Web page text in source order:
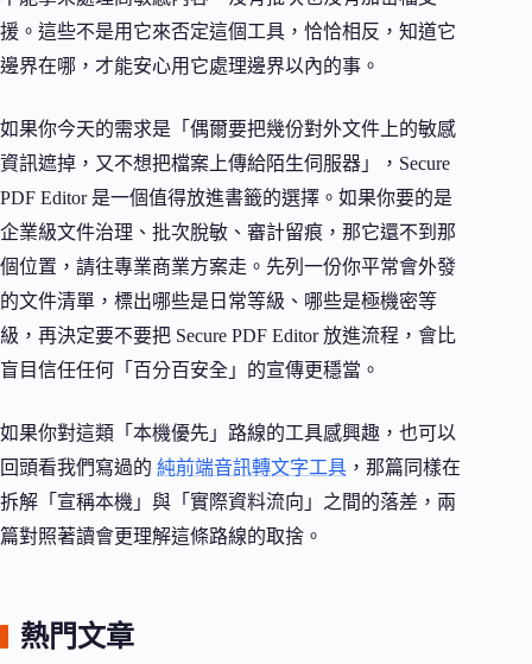
援。這些不是用它來否定這個工具，恰恰相反，知道它
邊界在哪，才能安心用它處理邊界以內的事。
如果你今天的需求是「偶爾要把幾份對外文件上的敏感
資訊遮掉，又不想把檔案上傳給陌生伺服器」，Secure
PDF Editor 是一個值得放進書籤的選擇。如果你要的是
企業級文件治理、批次脫敏、審計留痕，那它還不到那
個位置，請往專業商業方案走。先列一份你平常會外發
的文件清單，標出哪些是日常等級、哪些是極機密等
級，再決定要不要把 Secure PDF Editor 放進流程，會比
盲目信任任何「百分百安全」的宣傳更穩當。
如果你對這類「本機優先」路線的工具感興趣，也可以
回頭看我們寫過的 純前端音訊轉文字工具 ，那篇同樣在
拆解「宣稱本機」與「實際資料流向」之間的落差，兩
篇對照著讀會更理解這條路線的取捨。
熱門文章